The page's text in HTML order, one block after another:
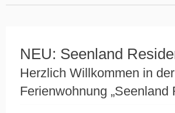
NEU: Seenland
Herzlich Willkommen in der
Ferienwohnung „Seenland